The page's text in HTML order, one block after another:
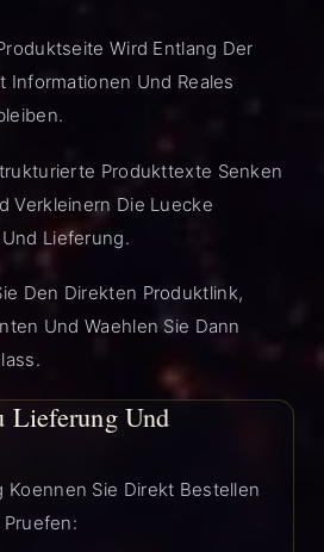
Wird Entlang Der
Informationen Und Reales
Produkttexte Senken
Verkleinern Die Luecke
Lieferung.
Den Direkten Produktlink,
Und Waehlen Sie Dann
Lieferung Und
Koennen Sie Direkt Bestellen